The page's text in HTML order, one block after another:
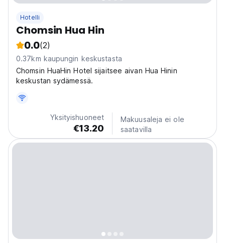
Hotelli
Chomsin Hua Hin
0.0(2)
0.37km kaupungin keskustasta
Chomsin HuaHin Hotel sijaitsee aivan Hua Hinin
keskustan sydämessä.
Yksityishuoneet
€13.20
Makuusaleja ei ole
saatavilla